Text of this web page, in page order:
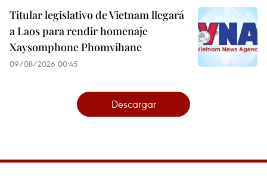
Titular legislativo de Vietnam llegará
a Laos para rendir homenaje
Xaysomphone Phomvihane
09/08/2026 00:45
Descargar